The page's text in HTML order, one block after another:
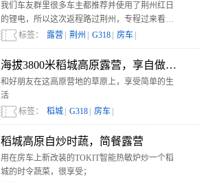
我们车友群里很多车主都推荐并使用了荆州红日
的锂电，所以这次返程路过荆州，专程过来看
看，如果合适就改成锂电；
标签： 露营 荆州 G318 房车
海拔3800米稻城高原露营，享自做松茸炖
和好朋友在这高原营地的草原上，享受简单的生
活
标签：
稻城 G318 房车
稻城高原自炒时蔬，简餐露营
用在房车上新改装的TOKIT智能热敏炉炒一个稻
城的时令蔬菜，很享受；